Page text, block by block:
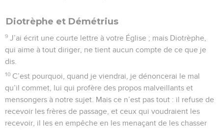
Diotrèphe et Démétrius
9 J’ai écrit une courte lettre à votre Église ; mais Diotrèphe,
qui aime à tout diriger, ne tient aucun compte de ce que je
dis.
10 C’est pourquoi, quand je viendrai, je dénoncerai le mal
qu’il commet, lui qui profère des propos malveillants et
mensongers à notre sujet. Mais ce n’est pas tout : il refuse de
recevoir les frères de passage, et ceux qui voudraient les
recevoir, il les en empêche en les menaçant de les chasser